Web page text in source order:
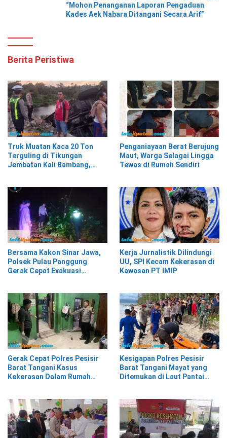
“Mohon Penanganan Laporan Pengaduan
Kades Aek Nabara Ditangani Secara Arif”
Berita Peristiwa
Truk Muatan Kaca 20 Ton
Terguling di Tikungan
Jembatan Kali Bambang,
Penganiayaan Berat Berujung
Maut, Warga Selagai Lingga
Tewas di Rumah Sendiri
Bersama Kakon Sinar Jawa,
Polsek Pulau Panggung
Gerak Cepat Evakuasi
Kerja Jurnalistik Dilindungi
UU, SPI Kecam Kekerasan di
Kawasan PT IMIP
Gerak Cepat Polres Pesisir
Barat Tangani Kasus
Kekerasan Dalam Rumah
Kesigapan Polres Pesisir
Barat Tangani Mayat yang
Ditemukan di Laut Pantai